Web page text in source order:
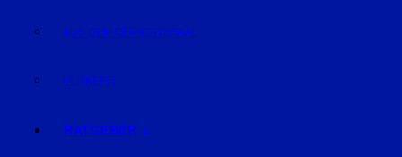
AUS DEM GERICHTSSAAL
VERKEHR
RATGEBER